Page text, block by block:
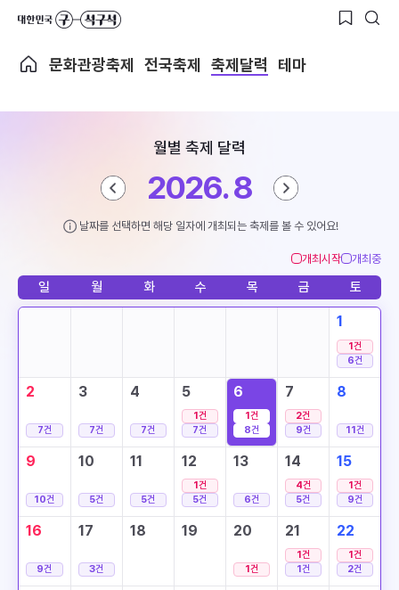
문화관광축제 전국축제 축제달력 테마
월별 축제 달력
2026. 8
날짜를 선택하면 해당 일자에 개최되는 축제를 볼 수 있어요!
개최시작 개최중
일 월 화 수 목 금 토
1
1건
6건
2
7건
3
7건
4
7건
5
1건
7건
6
1건
8건
7
2건
9건
8
11건
9
10건
10
5건
11
5건
12
1건
5건
13
6건
14
4건
5건
15
1건
9건
16
9건
17
3건
18 19 20
1건
21
1건
1건
22
1건
2건